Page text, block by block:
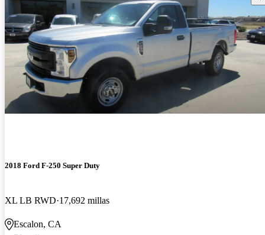
2018 Ford F-250 Super Duty
XL LB RWD 17,692 millas
Escalon, CA